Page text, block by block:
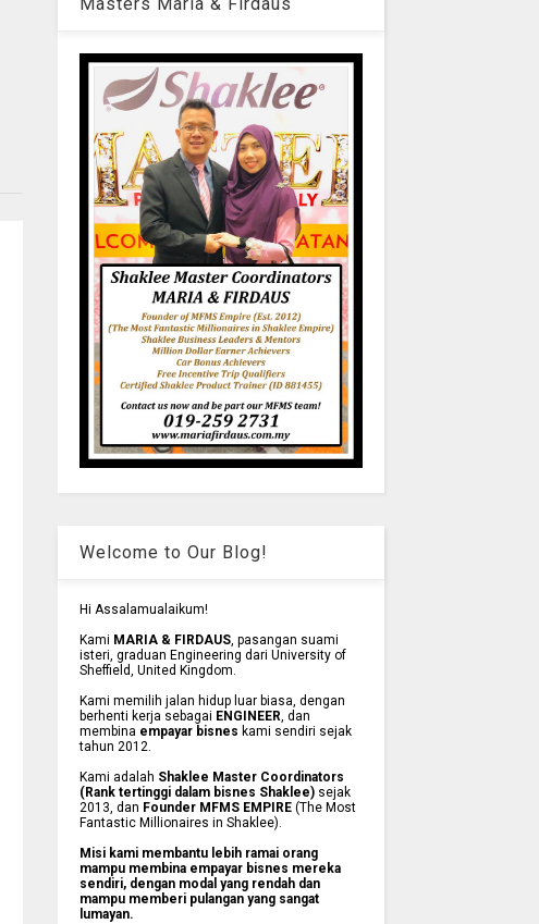
Welcome to Our Blog!
Hi Assalamualaikum!
Kami MARIA & FIRDAUS, pasangan suami
isteri, graduan Engineering dari University of
Sheffield, United Kingdom.
Kami memilih jalan hidup luar biasa, dengan
berhenti kerja sebagai ENGINEER, dan
membina empayar bisnes kami sendiri sejak
tahun 2012.
Kami adalah Shaklee Master Coordinators
(Rank tertinggi dalam bisnes Shaklee)sejak
2013, dan Founder MFMS EMPIRE(The Most
Fantastic Millionaires in Shaklee).
Misi kami membantu lebih ramai orang
mampu membina empayar bisnes mereka
sendiri, dengan modal yang rendah dan
mampu memberi pulangan yang sangat
lumayan.